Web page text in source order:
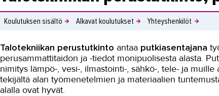
Koulutuksen sisältö Alkavat koulutukset Yhteyshenkilöt
Talotekniikan perustutkinto antaa putkiasentajana
perusammattitaidon ja -tiedot monipuolisesta alasta.
nimitys lämpö-, vesi-, ilmastointi-, sähkö-, tele- ja
tekijältä alan työmenetelmien ja materiaalien
alalla ovat hyvät.